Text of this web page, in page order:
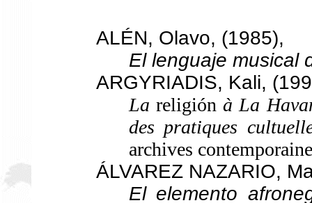
ALÉN, Olavo, (1985),
El lenguaje musical
ARGYRIADIS, Kali,
La religiónà La
des pratiques
archives
ÁLVAREZ NAZARIO,
El elemento